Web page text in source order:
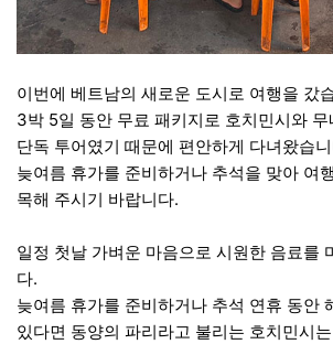
이번에 베트남의 새로운 도시로 여행을 갔
3박 5일 동안 무료 패키지로 호치민시와
단독 투어였기 때문에 편안하게 다녀왔습
늦여름 휴가를 준비하거나 추석을 맞아 여
목해 주시기 바랍니다.
일정 첫날 가벼운 마음으로 시원한 음료를
다.
늦여름 휴가를 준비하거나 추석 연휴 동안
있다면 동양의 파리라고 불리는 호치민시